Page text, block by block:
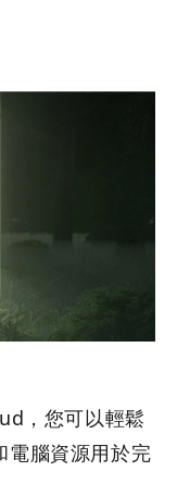
，您可以輕鬆
電腦資源用於完